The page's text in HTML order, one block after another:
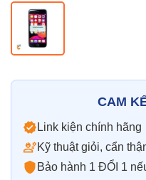
CAM
Link kiện chính hãng
Kỹ thuật giỏi, cẩn
Bảo hành 1 ĐỔI 1